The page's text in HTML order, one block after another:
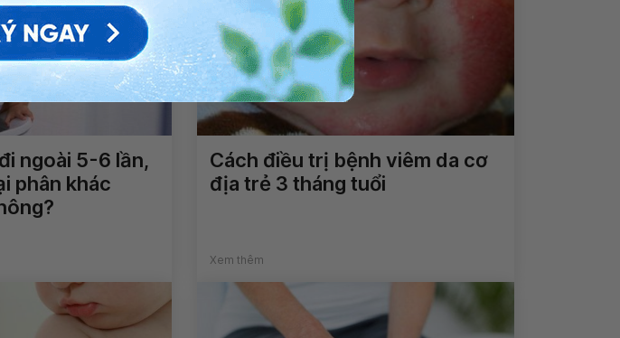
ngoài 5-6 lần,
phân khác
Cách điều trị bệnh viêm da cơ
địa trẻ 3 tháng tuổi
Xem thêm